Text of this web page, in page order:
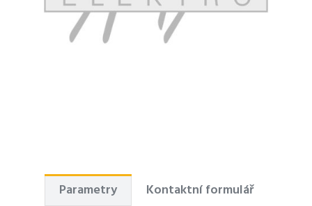
Parametry
Kontaktní formulář